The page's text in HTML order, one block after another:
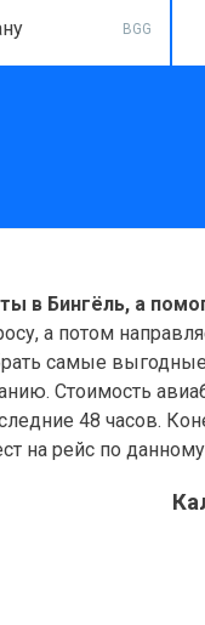
BGG
в Бингёль, а
а потом
самые
Стоимость
48 часов.
на рейс по